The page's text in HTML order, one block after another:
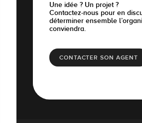
Une idée ? Un projet ?
Contactez-nous pour en
déterminer ensemble
conviendra.
CONTACTER SON AGENT